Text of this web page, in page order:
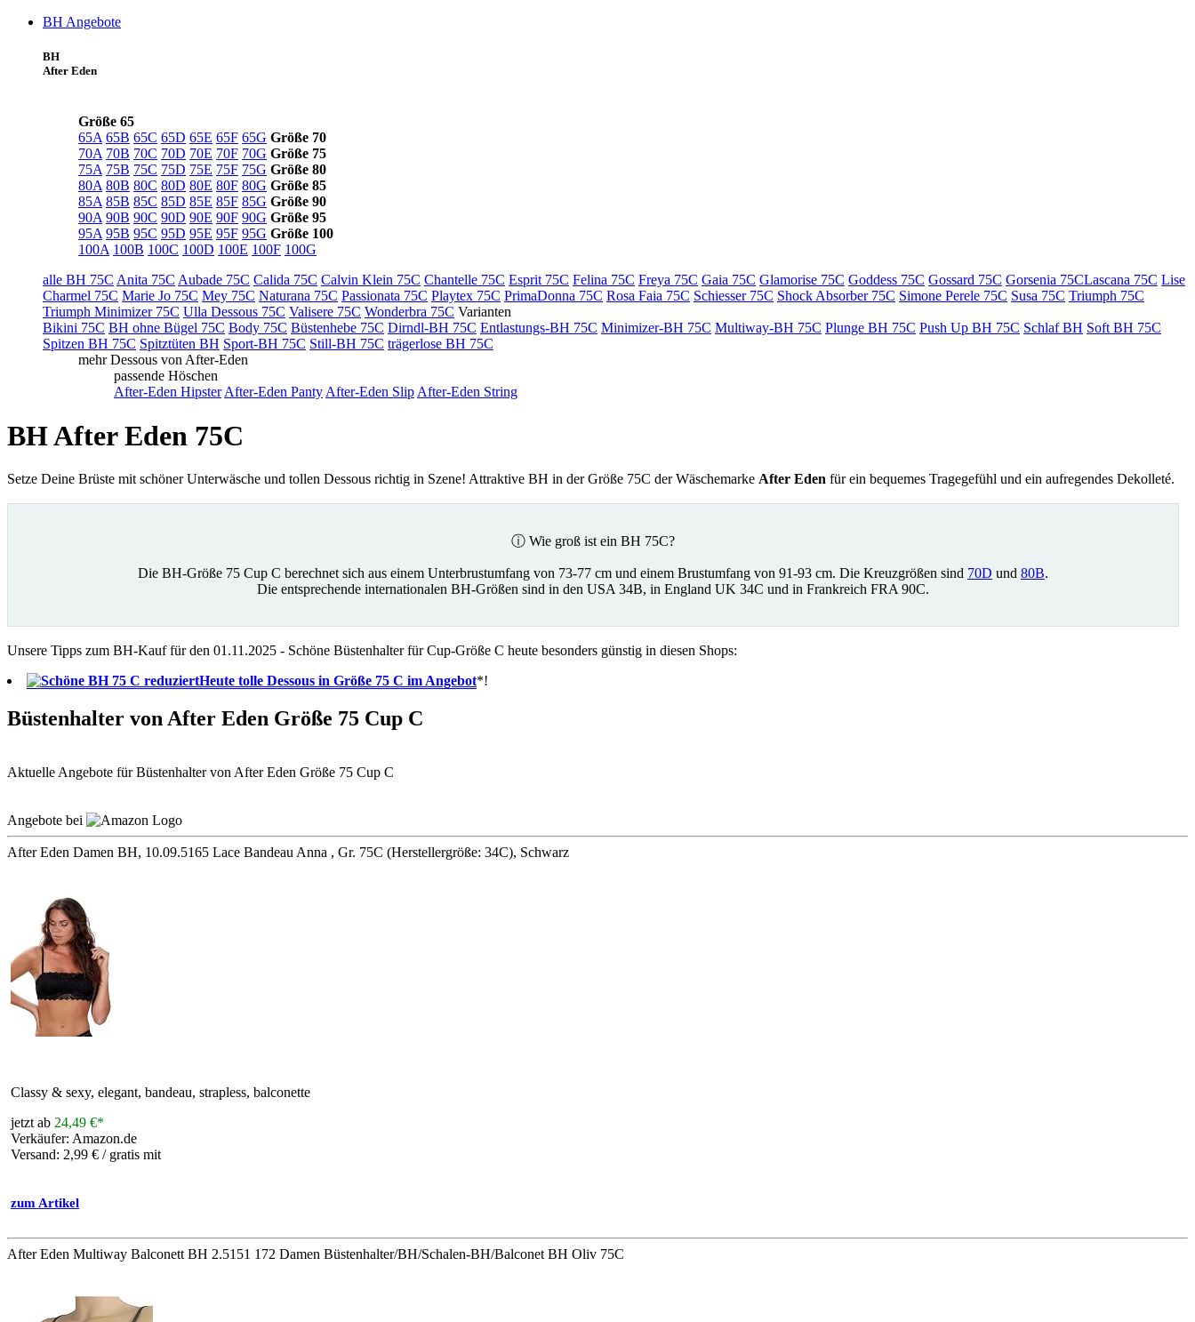
BH Angebote
BH
After Eden
Größe 65
65A 65B 65C 65D 65E 65F 65G Größe 70
70A 70B 70C 70D 70E 70F 70G Größe 75
75A 75B 75C 75D 75E 75F 75G Größe 80
80A 80B 80C 80D 80E 80F 80G Größe 85
85A 85B 85C 85D 85E 85F 85G Größe 90
90A 90B 90C 90D 90E 90F 90G Größe 95
95A 95B 95C 95D 95E 95F 95G Größe 100
100A 100B 100C 100D 100E 100F 100G
alle BH 75C Anita 75C Aubade 75C Calida 75C Calvin Klein 75C Chantelle 75C Esprit 75C Felina 75C Freya 75C Gaia 75C Glamorise 75C Goddess 75C Gossard 75C Gorsenia 75CLascana 75C Lise
Charmel 75C Marie Jo 75C Mey 75C Naturana 75C Passionata 75C Playtex 75C PrimaDonna 75C Rosa Faia 75C Schiesser 75C Shock Absorber 75C Simone Perele 75C Susa 75C Triumph 75C
Triumph Minimizer 75C Ulla Dessous 75C Valisere 75C Wonderbra 75C Varianten
Bikini 75C BH ohne Bügel 75C Body 75C Büstenhebe 75C Dirndl-BH 75C Entlastungs-BH 75C Minimizer-BH 75C Multiway-BH 75C Plunge BH 75C Push Up BH 75C Schlaf BH Soft BH 75C
Spitzen BH 75C Spitztüten BH Sport-BH 75C Still-BH 75C trägerlose BH 75C
mehr Dessous von After-Eden
passende Höschen
After-Eden Hipster After-Eden Panty After-Eden Slip After-Eden String
BH After Eden 75C
Setze Deine Brüste mit schöner Unterwäsche und tollen Dessous richtig in Szene! Attraktive BH in der Größe 75C der Wäschemarke After Eden für ein bequemes Tragegefühl und ein aufregendes Dekolleté.
ⓘ Wie groß ist ein BH 75C?
Die BH-Größe 75 Cup C berechnet sich aus einem Unterbrustumfang von 73-77 cm und einem Brustumfang von 91-93 cm. Die Kreuzgrößen sind 70D und 80B.
Die entsprechende internationalen BH-Größen sind in den USA 34B, in England UK 34C und in Frankreich FRA 90C.
Unsere Tipps zum BH-Kauf für den 01.11.2025 - Schöne Büstenhalter für Cup-Größe C heute besonders günstig in diesen Shops:
Heute tolle Dessous in Größe 75 C im Angebot*!
Büstenhalter von After Eden Größe 75 Cup C
Aktuelle Angebote für Büstenhalter von After Eden Größe 75 Cup C
Angebote bei
After Eden Damen BH, 10.09.5165 Lace Bandeau Anna , Gr. 75C (Herstellergröße: 34C), Schwarz
Classy & sexy, elegant, bandeau, strapless, balconette
jetzt ab 24,49 €*
Verkäufer: Amazon.de
Versand: 2,99 € / gratis mit
zum Artikel
After Eden Multiway Balconett BH 2.5151 172 Damen Büstenhalter/BH/Schalen-BH/Balconet BH Oliv 75C